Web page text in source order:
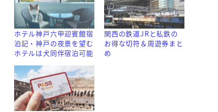
ホテル神戸六甲迎賓館宿
泊記・神戸の夜景を望む
ホテルは犬同伴宿泊可能
関西の鉄道JRと私鉄の
お得な切符＆周遊券まと
め